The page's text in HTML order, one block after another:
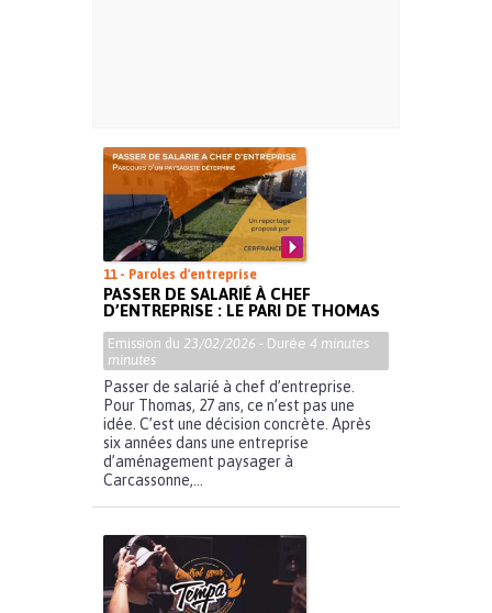
11 - Paroles d'entreprise
PASSER DE SALARIÉ À CHEF
D’ENTREPRISE : LE PARI DE THOMAS
Emission du 23/02/2026 - Durée 4 minutes
minutes
Passer de salarié à chef d’entreprise.
Pour Thomas, 27 ans, ce n’est pas une
idée. C’est une décision concrète. Après
six années dans une entreprise
d’aménagement paysager à
Carcassonne,...